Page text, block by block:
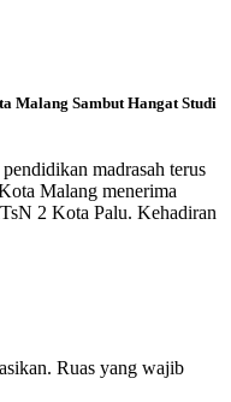
Malang Sambut Hangat Studi
madrasah terus
Malang menerima
2 Kota Palu. Kehadiran
Ruas yang wajib